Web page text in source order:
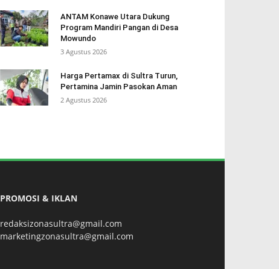
ANTAM Konawe Utara Dukung
Program Mandiri Pangan di Desa
Mowundo
3 Agustus 2026
Harga Pertamax di Sultra Turun,
Pertamina Jamin Pasokan Aman
2 Agustus 2026
PROMOSI & IKLAN
redaksizonasultra@gmail.com
marketingzonasultra@gmail.com